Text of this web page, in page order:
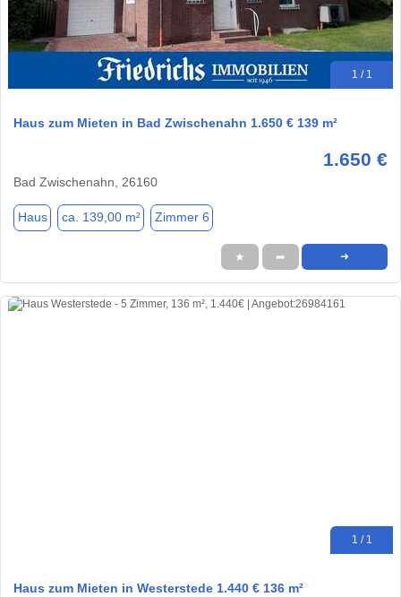
1 / 1
Haus zum Mieten in Bad Zwischenahn 1.650 € 139 m²
1.650 €
Bad Zwischenahn, 26160
Haus ca. 139,00 m² Zimmer 6
★ ➦ ➜
1 / 1
Haus zum Mieten in Westerstede 1.440 € 136 m²